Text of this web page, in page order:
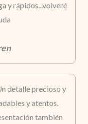
y rápidos...volveré
detalle precioso y
y atentos.
también